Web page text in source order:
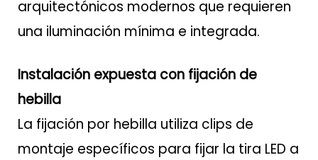
arquitectónicos modernos que requieren
una iluminación mínima e integrada.
Instalación expuesta con fijación de
hebilla
La fijación por hebilla utiliza clips de
montaje específicos para fijar la tira LED a